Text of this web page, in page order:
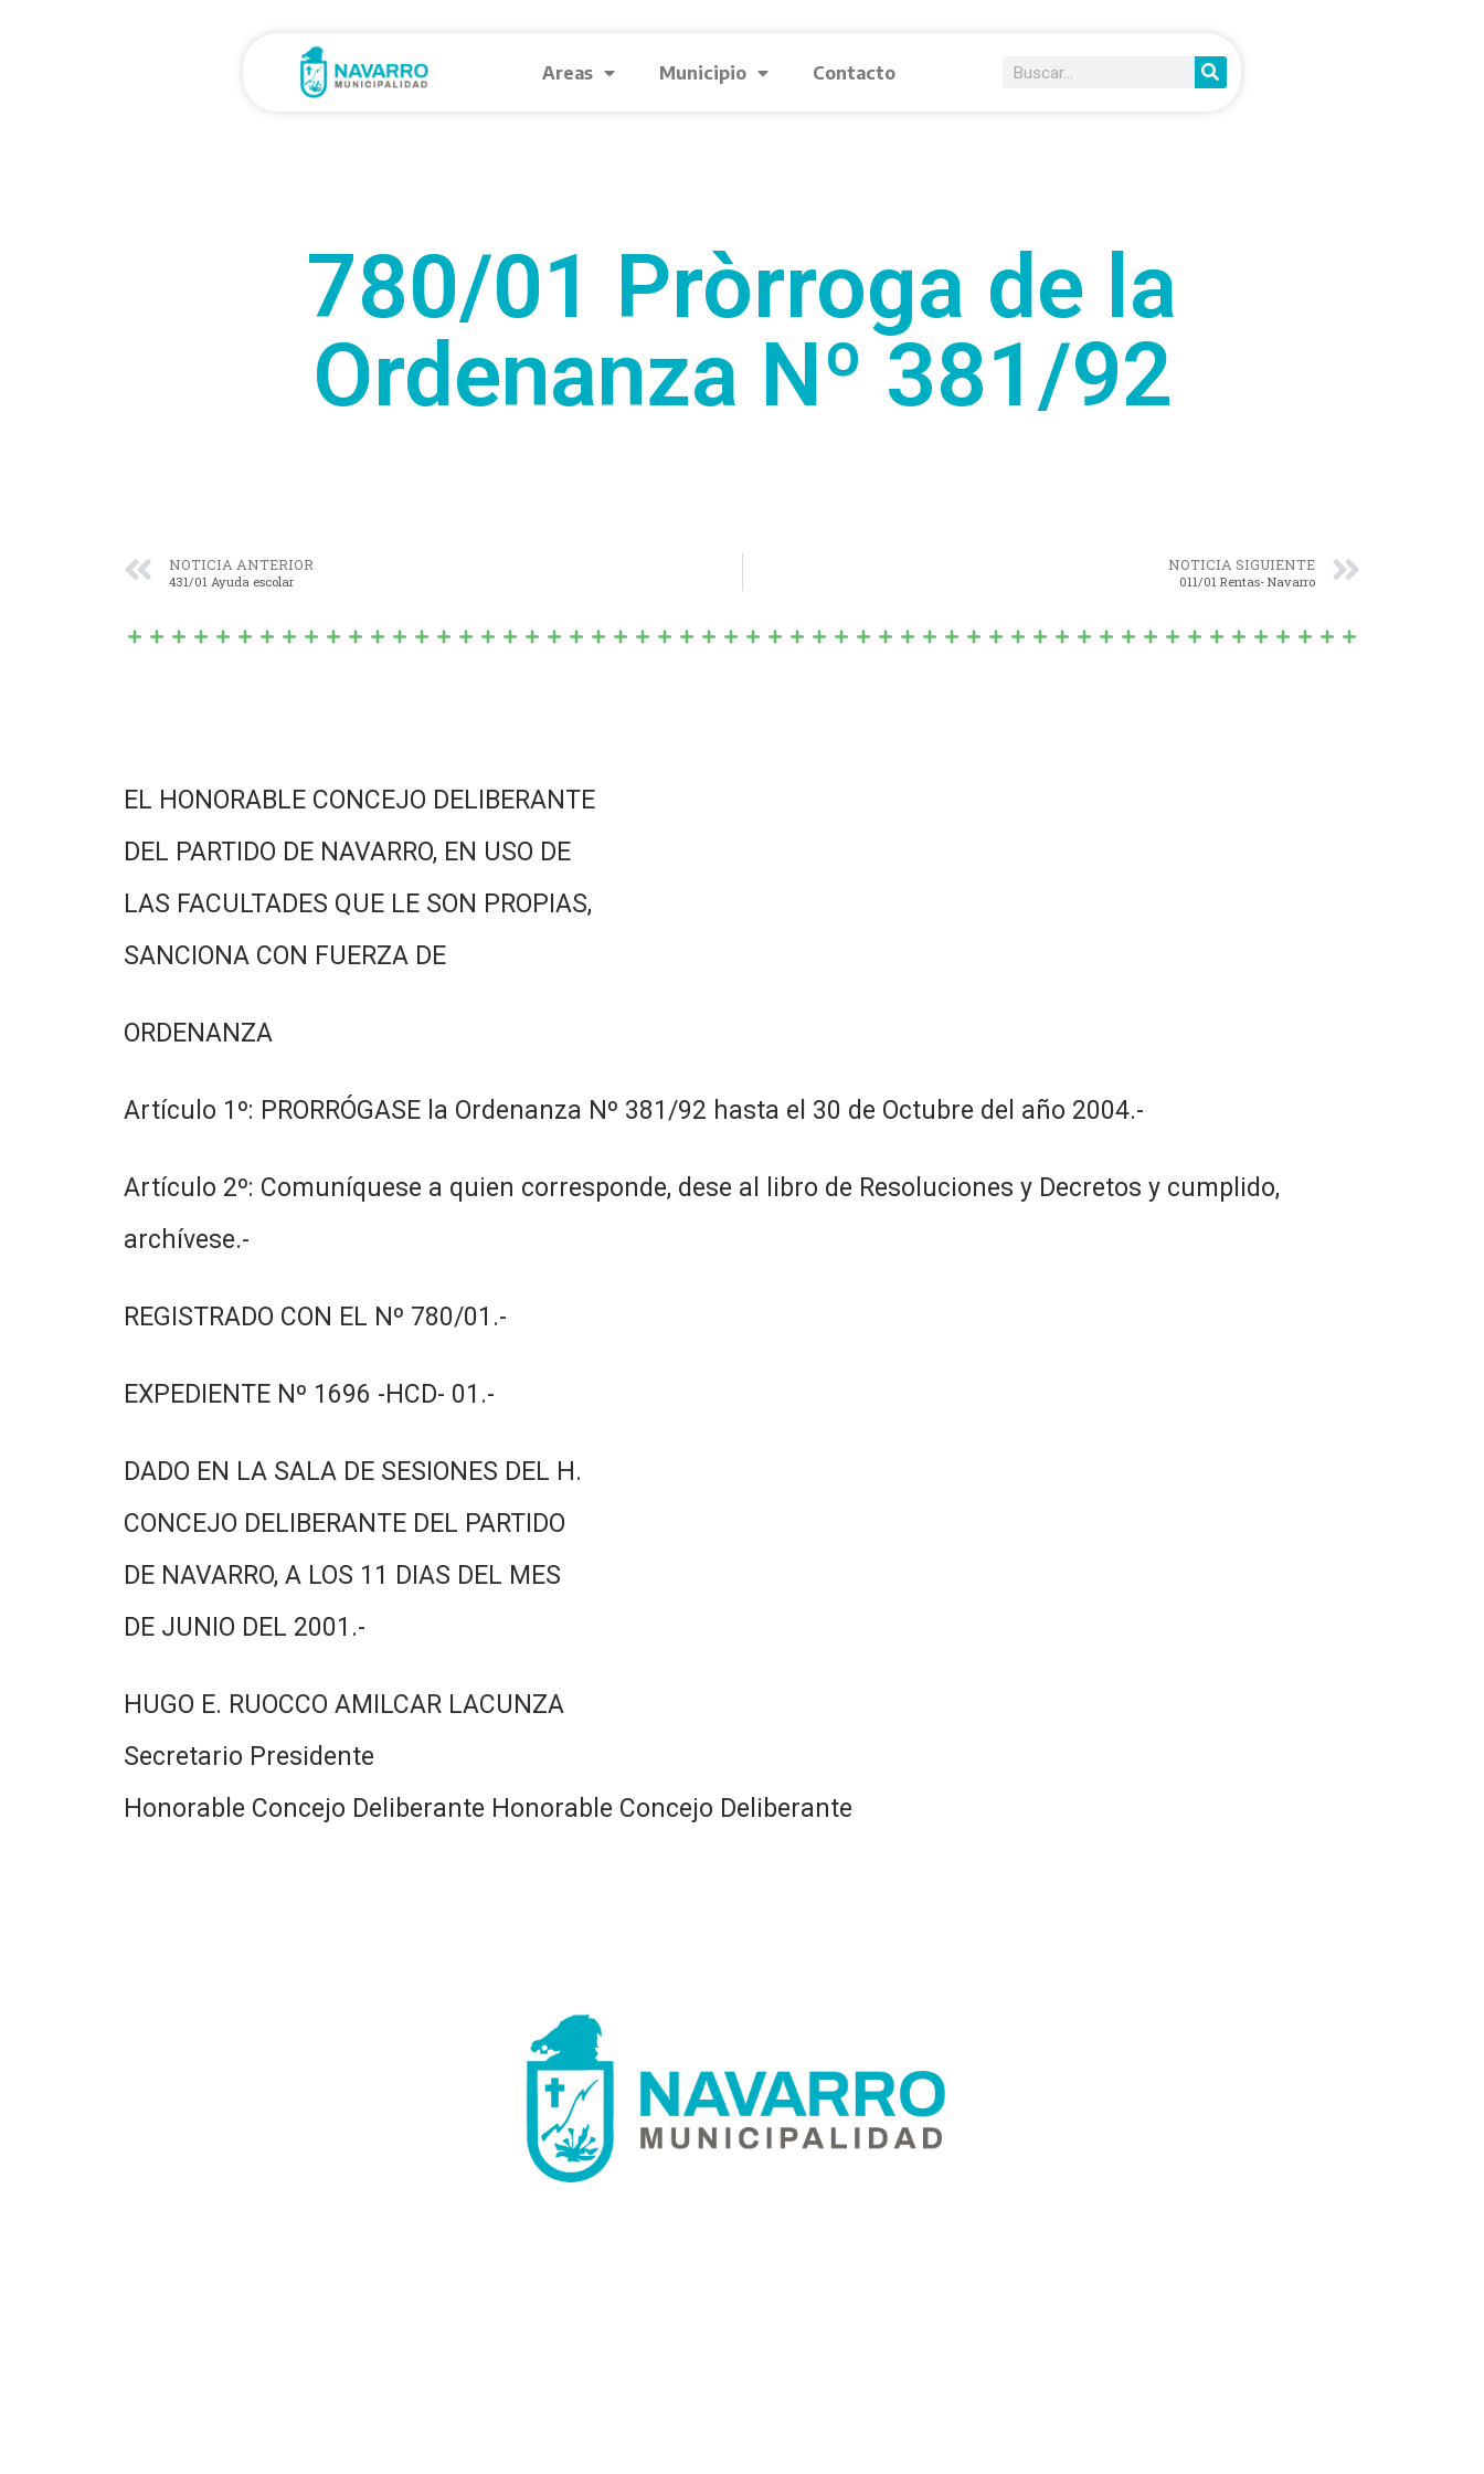
Areas Municipio Contacto
780/01 Pròrroga de la
Ordenanza Nº 381/92
NOTICIA ANTERIOR
431/01 Ayuda escolar
NOTICIA SIGUIENTE
011/01 Rentas- Navarro
EL HONORABLE CONCEJO DELIBERANTE
DEL PARTIDO DE NAVARRO, EN USO DE
LAS FACULTADES QUE LE SON PROPIAS,
SANCIONA CON FUERZA DE
ORDENANZA
Artículo 1º: PRORRÓGASE la Ordenanza Nº 381/92 hasta el 30 de Octubre del año 2004.-
Artículo 2º: Comuníquese a quien corresponde, dese al libro de Resoluciones y Decretos y cumplido,
archívese.-
REGISTRADO CON EL Nº 780/01.-
EXPEDIENTE Nº 1696 -HCD- 01.-
DADO EN LA SALA DE SESIONES DEL H.
CONCEJO DELIBERANTE DEL PARTIDO
DE NAVARRO, A LOS 11 DIAS DEL MES
DE JUNIO DEL 2001.-
HUGO E. RUOCCO AMILCAR LACUNZA
Secretario Presidente
Honorable Concejo Deliberante Honorable Concejo Deliberante